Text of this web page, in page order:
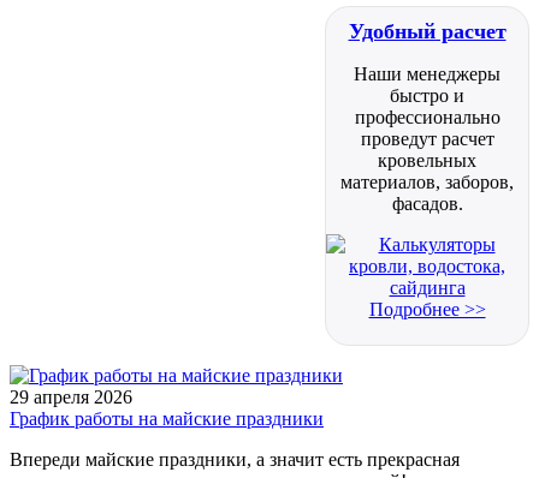
Удобный расчет
Наши менеджеры
быстро и
профессионально
проведут расчет
кровельных
материалов, заборов,
фасадов.
Подробнее >>
29 апреля 2026
График работы на майские праздники
Впереди майские праздники, а значит есть прекрасная